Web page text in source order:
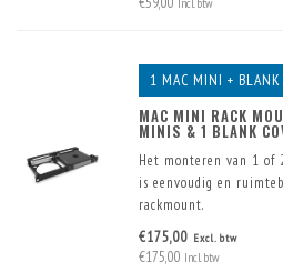
Incl. btw
1 MAC MINI +
MAC MINI RACK
MINIS & 1 BLANK
Het monteren van 1 of
is eenvoudig en
rackmount.
Er zijn reeds twee
ingebouwd. Deze
€175,00 Excl. btw
€175,00 Incl. btw